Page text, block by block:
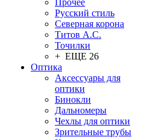
Прочее
Русский стиль
Северная корона
Титов А.С.
Точилки
+ ЕЩЕ 26
Оптика
Аксессуары для
оптики
Бинокли
Дальномеры
Чехлы для оптики
Зрительные трубы